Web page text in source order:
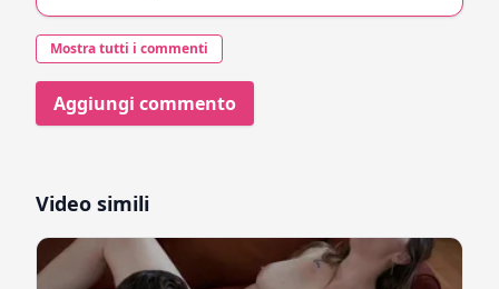
Mostra tutti i commenti
Aggiungi commento
Video simili